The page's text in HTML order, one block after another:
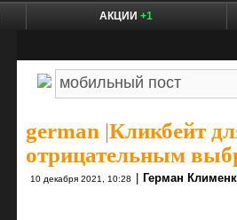
АКЦИИ +1
german |Кликбейт
отрицательным
10 декабря 2021, 10:28 Герман